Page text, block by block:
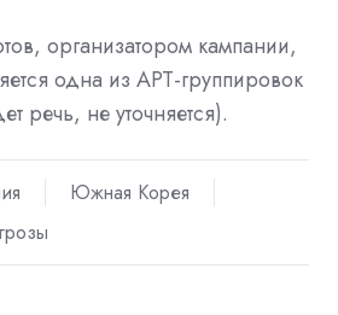
организатором кампании,
одна из APT-группировок
речь, не уточняется).
Южная Корея